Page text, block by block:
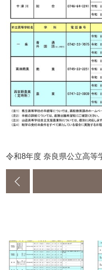
令和8年度 奈良県公立高等